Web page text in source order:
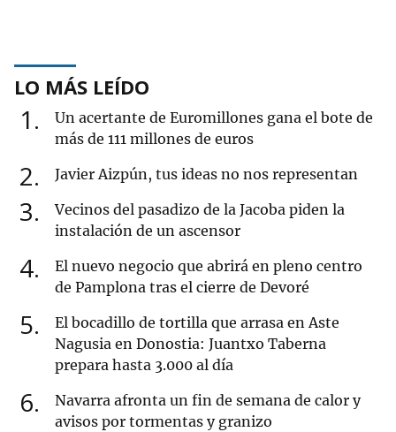
LO MÁS LEÍDO
1
Un acertante de Euromillones gana el bote de
más de 111 millones de euros
2 Javier Aizpún, tus ideas no nos representan
3
Vecinos del pasadizo de la Jacoba piden la
instalación de un ascensor
4
El nuevo negocio que abrirá en pleno centro
de Pamplona tras el cierre de Devoré
5
El bocadillo de tortilla que arrasa en Aste
Nagusia en Donostia: Juantxo Taberna
prepara hasta 3.000 al día
6
Navarra afronta un fin de semana de calor y
avisos por tormentas y granizo